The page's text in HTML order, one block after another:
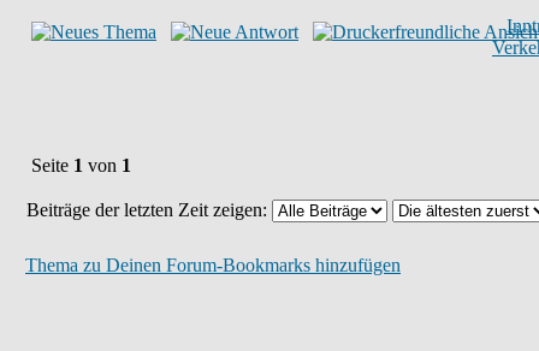
Seite 1 von 1
Beiträge der letzten Zeit zeigen:
Thema zu Deinen Forum-Bookmarks hinzufügen